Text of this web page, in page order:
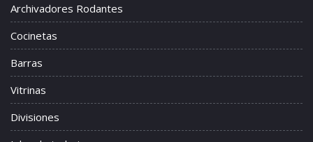
Archivadores Rodantes
Cocinetas
Barras
Vitrinas
Divisiones